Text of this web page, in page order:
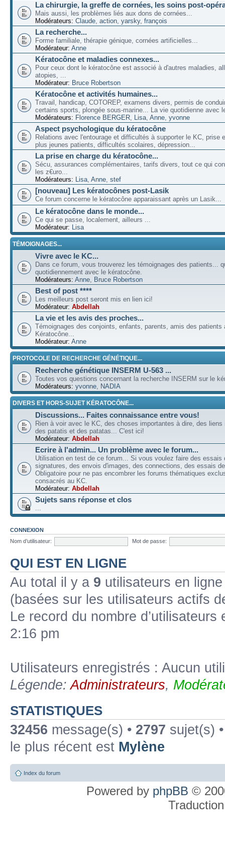
La chirurgie, la greffe de cornées, les soins post-
Mais aussi, les problèmes liés aux dons de cornées...
Modérateurs: Claude, action, yarsky, françois
La recherche...
Forme familiale, thérapie génique, cornées artificielles...
Modérateur: Anne
Kératocône et maladies connexes...
Pour ceux dont le kératocône est associé à d'autres maladies,
atopies, ...
Modérateur: Bruce Robertson
Kératocône et activités humaines...
Travail, handicap, COTOREP, examens divers, permis de
certains sports, plongée sous-marine... La vie quotidienne avec
Modérateurs: Florence BERGER, Lisa, Anne, yvonne
Aspect psychologique du kératocône
Relations avec l'entourage et difficultés à supporter le KC, prise
plus jeunes patients, difficultés scolaires, dépression...
La prise en charge du kératocône...
Sécu, assurances complémentaires, tarifs divers, tout ce qui
les z€uro...
Modérateurs: Lisa, Anne, stef
[nouveau] Les kératocônes post-Lasik
Ce forum concerne le kératocône apparaissant après un Lasik...
Le kératocône dans le monde...
Ce qui se passe, localement, ailleurs ...
Modérateur: Lisa
TÉMOIGNAGES...
Vivre avec le KC...
Dans ce forum, vous trouverez les témoignages des patients...
quotidiennement avec le kératocône.
Modérateurs: Anne, Bruce Robertson
Best of post ****
Les meilleurs post seront mis en lien ici!
Modérateur: Abdellah
La vie et les avis des proches...
Témoignages des conjoints, enfants, parents, amis des patients
Kératocône...
Modérateur: Anne
PROTOCOLE DE RECHERCHE GÉNÉTIQUE...
Recherche génétique INSERM U-563 ...
Toutes vos questions concernant la recherche INSERM sur le
Modérateurs: yvonne, NADIA
DIVERS ET HORS-SUJET KÉRATOCÔNE...
Discussions... Faites connaissance entre vous!
Rien à voir avec le KC, des choses importantes à dire, des liens
des patatis et des patatas... C'est ici!
Modérateur: Abdellah
Ecrire à l'admin... Un problème avec le forum...
Utilisation en test de ce forum... Si vous voulez faire des essais
signatures, des envois d'images, des connections, des essais
Obligatoire pour ne pas encombrer les forums thématiques
consacrés au KC.
Modérateur: Abdellah
Sujets sans réponse et clos
...
CONNEXION
Nom d’utilisateur:
Mot de passe:
QUI EST EN LIGNE
Au total il y a 9 utilisateurs en
(basées sur les utilisateurs actifs
Le record du nombre
2:16 pm
Utilisateurs enregistrés : Aucun
Légende:Administrateurs,
STATISTIQUES
32456 message(s) • 2797 sujet(s)
le plus récent est Mylène
Index du forum
Powered by phpBB ©